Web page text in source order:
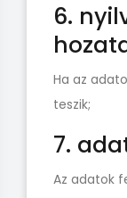
6.
Ha az
teszik;
7.
Az adatok